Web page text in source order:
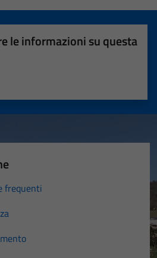
le informazioni su questa
stelle su 5
su 5
5
frequenti